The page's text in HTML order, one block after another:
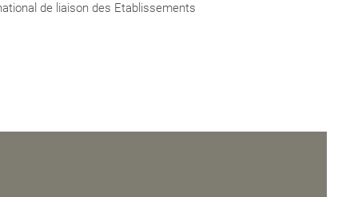
de liaison des Etablissements